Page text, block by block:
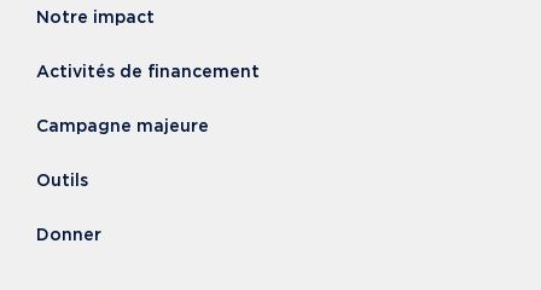
Notre impact
Activités de financement
Campagne majeure
Outils
Donner